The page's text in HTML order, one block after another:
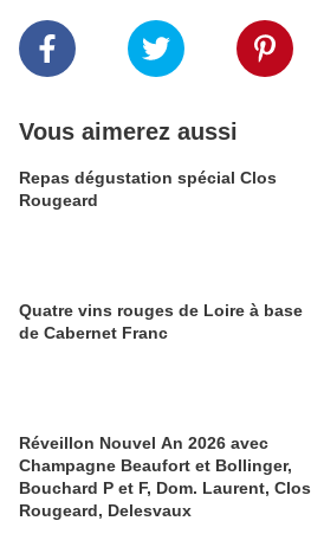
Vous aimerez aussi
Repas dégustation spécial Clos
Rougeard
Quatre vins rouges de Loire à base
de Cabernet Franc
Réveillon Nouvel An 2026 avec
Champagne Beaufort et Bollinger,
Bouchard P et F, Dom. Laurent, Clos
Rougeard, Delesvaux